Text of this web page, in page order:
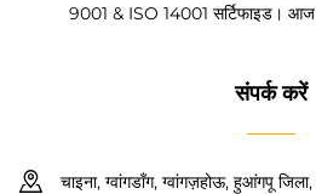
9001 & ISO 14001 सर्टिफाइड। आज
संपर्क करें
चाइना, ग्वांगडॉंग, ग्वांगज़होऊ, हुआंगपू